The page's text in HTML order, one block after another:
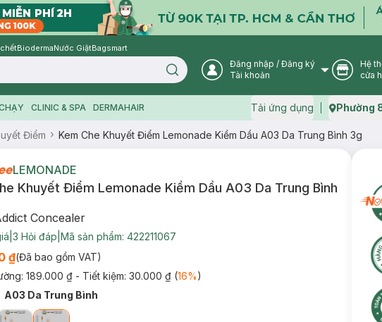
BiodermaNước GiặtBagsmart
Search icon User Icon
Đăng nhập / Đăng ký
Tài khoản
Hệ
cửa
CLINIC & SPA DERMAHAIR Tải ứng dụng Phường
Điểm Kem Che Khuyết Điểm Lemonade Kiềm Dầu A03 Da Trung Bình 3g
LEMONADE
Khuyết Điểm Lemonade Kiềm Dầu A03 Da Trung Bình
Concealer
3 Hỏi đáp Mã sản phẩm: 422211067
₫(Đã bao gồm VAT)
189.000 ₫ - Tiết kiệm: 30.000 ₫(16%)
A03 Da Trung Bình